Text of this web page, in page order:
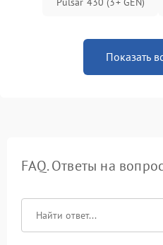
Показать
FAQ. Ответы на